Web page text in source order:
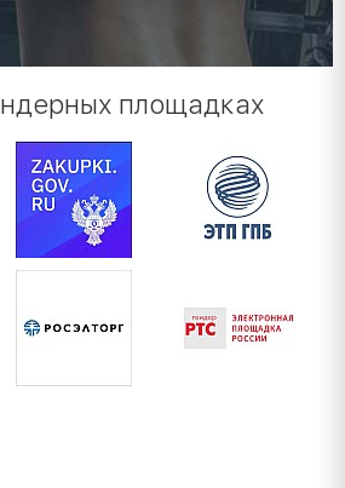
площадках